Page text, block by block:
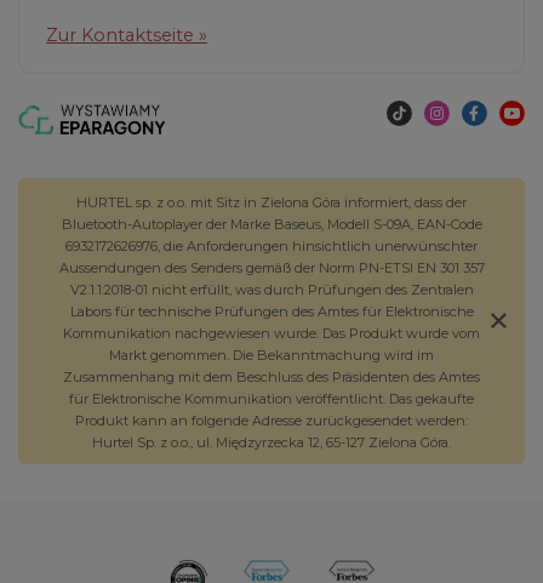
Zur Kontaktseite »
HURTEL sp. z o.o. mit Sitz in Zielona Góra informiert, dass der
Bluetooth-Autoplayer der Marke Baseus, Modell S-09A, EAN-Code
6932172626976, die Anforderungen hinsichtlich unerwünschter
Aussendungen des Senders gemäß der Norm PN-ETSI EN 301 357
V2.1.1:2018-01 nicht erfüllt, was durch Prüfungen des Zentralen
Labors für technische Prüfungen des Amtes für Elektronische
Kommunikation nachgewiesen wurde. Das Produkt wurde vom
Markt genommen. Die Bekanntmachung wird im
Zusammenhang mit dem Beschluss des Präsidenten des Amtes
für Elektronische Kommunikation veröffentlicht. Das gekaufte
Produkt kann an folgende Adresse zurückgesendet werden:
Hurtel Sp. z o.o., ul. Międzyrzecka 12, 65-127 Zielona Góra.